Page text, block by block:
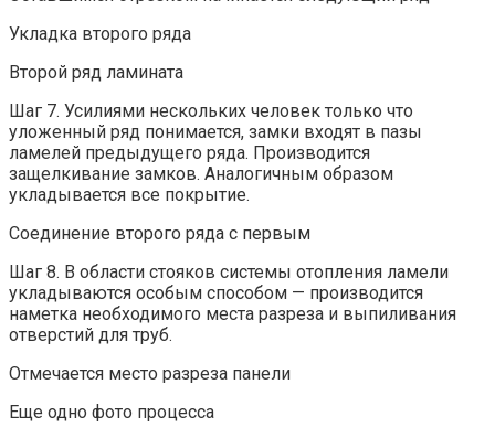
Укладка второго ряда
Второй ряд ламината
Шаг 7. Усилиями нескольких человек только что
уложенный ряд понимается, замки входят в пазы
ламелей предыдущего ряда. Производится
защелкивание замков. Аналогичным образом
укладывается все покрытие.
Соединение второго ряда с первым
Шаг 8. В области стояков системы отопления ламели
укладываются особым способом — производится
наметка необходимого места разреза и выпиливания
отверстий для труб.
Отмечается место разреза панели
Еще одно фото процесса